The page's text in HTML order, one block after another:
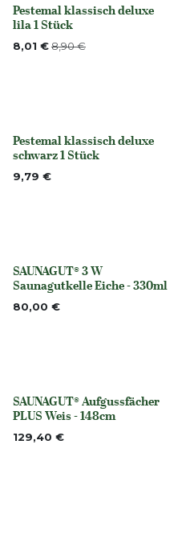
None
Pestemal klassisch deluxe
lila 1 Stück
8,01 €8,90€
Nicht vorrättig
Pestemal klassisch deluxe
schwarz 1 Stück
9,79 €
None
SAUNAGUT® 3 W
Saunagutkelle Eiche - 330ml
80,00 €
None
SAUNAGUT® Aufgussfächer
PLUS Weis - 148cm
129,40 €